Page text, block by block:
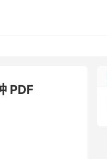
PDF